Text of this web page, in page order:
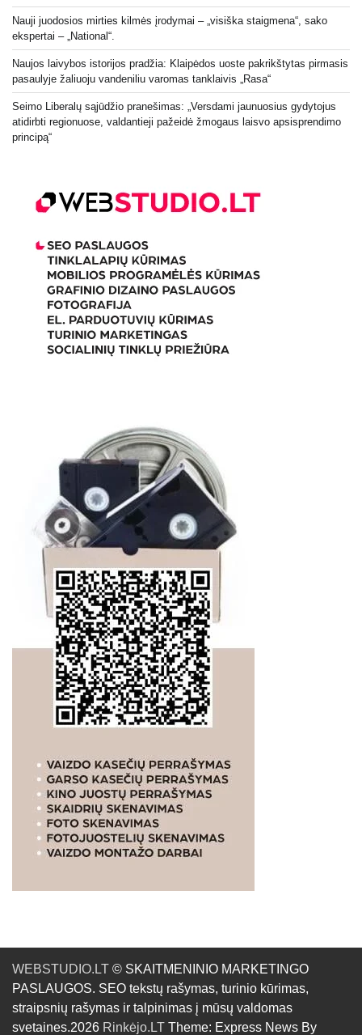
Nauji juodosios mirties kilmės įrodymai – „visiška staigmena“, sako
ekspertai – „National“.
Naujos laivybos istorijos pradžia: Klaipėdos uoste pakrikštytas pirmasis
pasaulyje žaliuoju vandeniliu varomas tanklaivis „Rasa“
Seimo Liberalų sąjūdžio pranešimas: „Versdami jaunuosius gydytojus
atidirbti regionuose, valdantieji pažeidė žmogaus laisvo apsisprendimo
principą“
WEBSTUDIO.LT © SKAITMENINIO MARKETINGO
PASLAUGOS. SEO tekstų rašymas, turinio kūrimas,
straipsnių rašymas ir talpinimas į mūsų valdomas
svetaines.2026 Rinkėjo.LT Theme: Express News By